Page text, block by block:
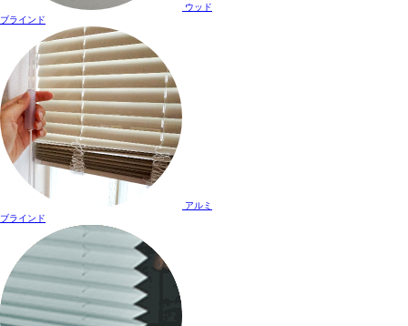
ウッド
ブラインド
アルミ
ブラインド